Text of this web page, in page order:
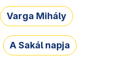
Varga Mihály
A Sakál napja